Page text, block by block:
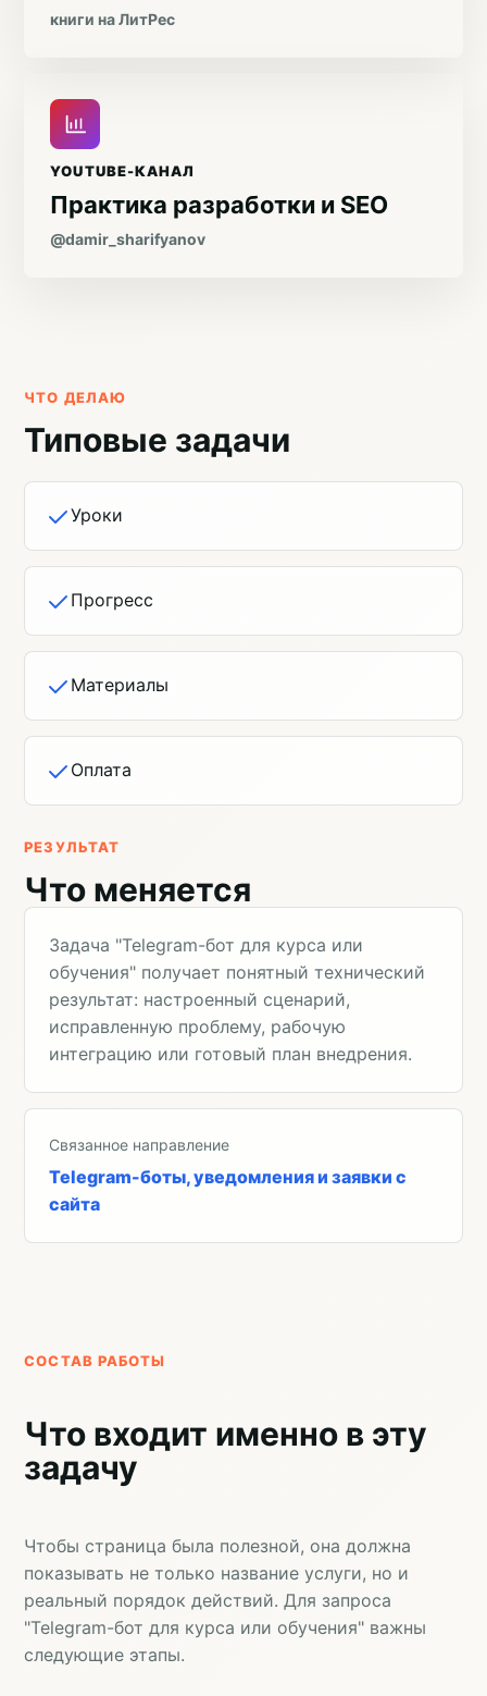
книги на ЛитРес
YOUTUBE-КАНАЛ
Практика разработки и SEO
@damir_sharifyanov
ЧТО ДЕЛАЮ
Типовые задачи
Уроки
Прогресс
Материалы
Оплата
РЕЗУЛЬТАТ
Что меняется
Задача "Telegram-бот для курса или
обучения" получает понятный технический
результат: настроенный сценарий,
исправленную проблему, рабочую
интеграцию или готовый план внедрения.
Связанное направление
Telegram-боты, уведомления и заявки с
сайта
СОСТАВ РАБОТЫ
Что входит именно в эту
задачу
Чтобы страница была полезной, она должна
показывать не только название услуги, но и
реальный порядок действий. Для запроса
"Telegram-бот для курса или обучения" важны
следующие этапы.